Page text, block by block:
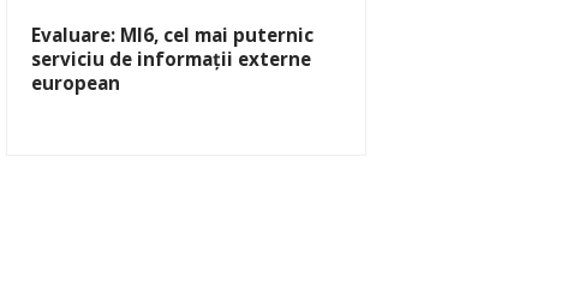
Evaluare: MI6, cel mai puternic
serviciu de informații externe
european